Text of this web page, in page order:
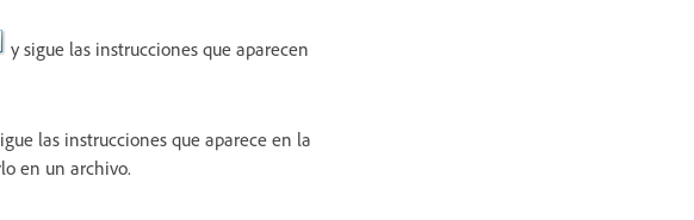
y sigue las instrucciones que aparecen
las instrucciones que aparece en la
en un archivo.